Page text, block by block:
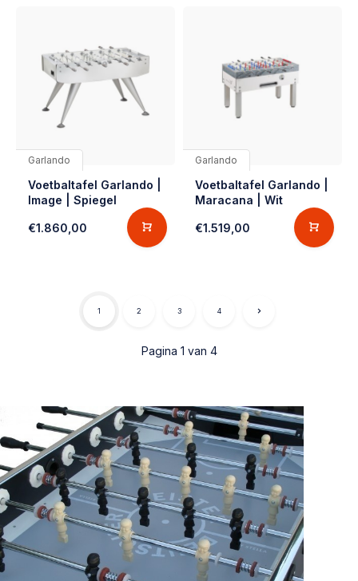
Garlando
Voetbaltafel Garlando |
Image | Spiegel
€1.860,00
Garlando
Voetbaltafel Garlando |
Maracana | Wit
€1.519,00
Pagina 1 van 4
1 2 3 4